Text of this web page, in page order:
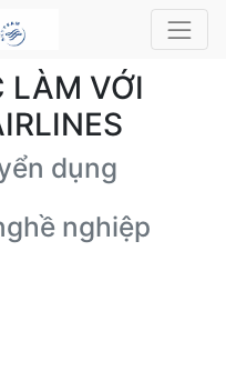
LÀM VỚI
dụng
nghiệp